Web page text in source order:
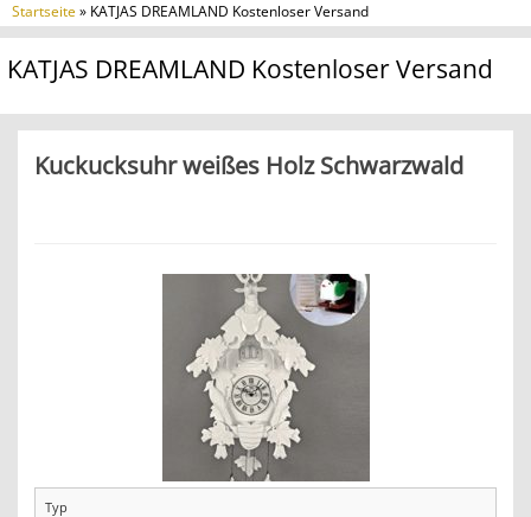
Startseite» KATJAS DREAMLAND Kostenloser Versand
KATJAS DREAMLAND Kostenloser Versand
Kuckucksuhr weißes Holz Schwarzwald
Typ